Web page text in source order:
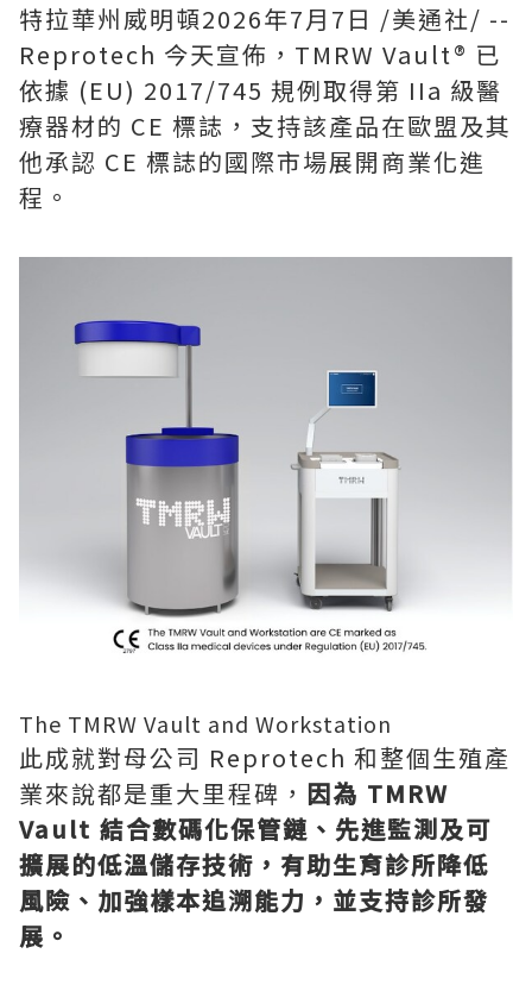
特拉華州威明頓2026年7月7日 /美通社/ --
Reprotech 今天宣佈，TMRW Vault® 已
依據 (EU) 2017/745 規例取得第 IIa 級醫
療器材的 CE 標誌，支持該產品在歐盟及其
他承認 CE 標誌的國際市場展開商業化進
程。
The TMRW Vault and Workstation
此成就對母公司 Reprotech 和整個生殖產
業來說都是重大里程碑， 因為 TMRW
Vault 結合數碼化保管鏈、先進監測及可
擴展的低溫儲存技術，有助生育診所降低
風險、加強樣本追溯能力，並支持診所發
展。